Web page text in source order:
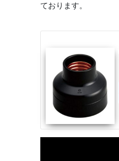
ております。